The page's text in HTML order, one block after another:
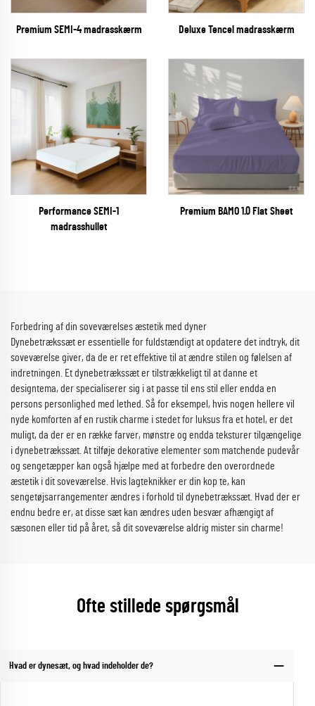
Premium SEMI-4 madrasskærm Deluxe Tencel madrasskærm
Performance SEMI-1
madrasshullet
Premium BAMO 1.0 Flat Sheet
Forbedring af din soveværelses æstetik med dyner
Dynebetrækssæt er essentielle for fuldstændigt at opdatere det indtryk, dit
soveværelse giver, da de er ret effektive til at ændre stilen og følelsen af
indretningen. Et dynebetrækssæt er tilstrækkeligt til at danne et
designtema, der specialiserer sig i at passe til ens stil eller endda en
persons personlighed med lethed. Så for eksempel, hvis nogen hellere vil
nyde komforten af en rustik charme i stedet for luksus fra et hotel, er det
muligt, da der er en række farver, mønstre og endda teksturer tilgængelige
i dynebetrækssæt. At tilføje dekorative elementer som matchende pudevår
og sengetæpper kan også hjælpe med at forbedre den overordnede
æstetik i dit soveværelse. Hvis lagteknikker er din kop te, kan
sengetøjsarrangementer ændres i forhold til dynebetrækssæt. Hvad der er
endnu bedre er, at disse sæt kan ændres uden besvær afhængigt af
sæsonen eller tid på året, så dit soveværelse aldrig mister sin charme!
Ofte stillede spørgsmål
Hvad er dynesæt, og hvad indeholder de?